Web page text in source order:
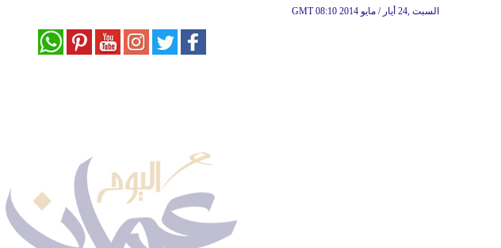
GMT 08:10 2014 السبت ,24 أيار / مايو